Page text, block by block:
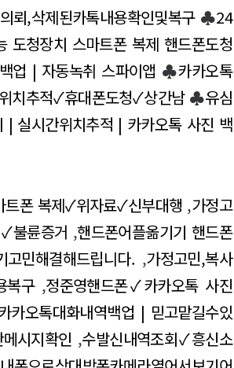
뢰,삭제된카톡내용확인및복구♣24
도청장치 스마트폰 복제 핸드폰도청
업 | 자동녹취 스파이앱 ♣카카오톡
치추적✓휴대폰도청✓상간남♣유심
| 실시간위치추적 | 카카오톡 사진 백
트폰 복제✓위자료✓신부대행 ,가정고
불륜증거 ,핸드폰어플옮기기 핸드폰
민해결해드립니다. ,가정고민,복사
복구,정준영핸드폰✓카카오톡 사진
카오톡대화내역백업 | 믿고맡길수있
시지확인 ,수발신내역조회✓흥신소